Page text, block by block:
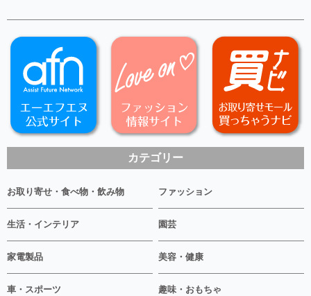
カテゴリー
お取り寄せ・食べ物・飲み物 ファッション
生活・インテリア 園芸
家電製品 美容・健康
車・スポーツ 趣味・おもちゃ